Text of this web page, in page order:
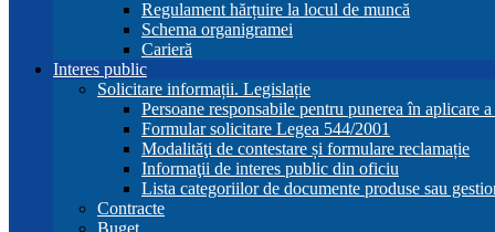
Regulament hărțuire la locul de muncă
Schema organigramei
Carieră
Interes public
Solicitare informații. Legislație
Persoane responsabile pentru punerea în aplicare
Formular solicitare Legea 544/2001
Modalităţi de contestare și formulare reclamație
Informaţii de interes public din oficiu
Lista categoriilor de documente produse sau
Contracte
Buget